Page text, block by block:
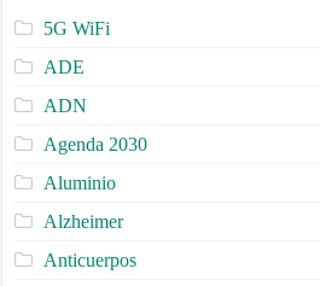
5G WiFi
ADE
ADN
Agenda 2030
Aluminio
Alzheimer
Anticuerpos